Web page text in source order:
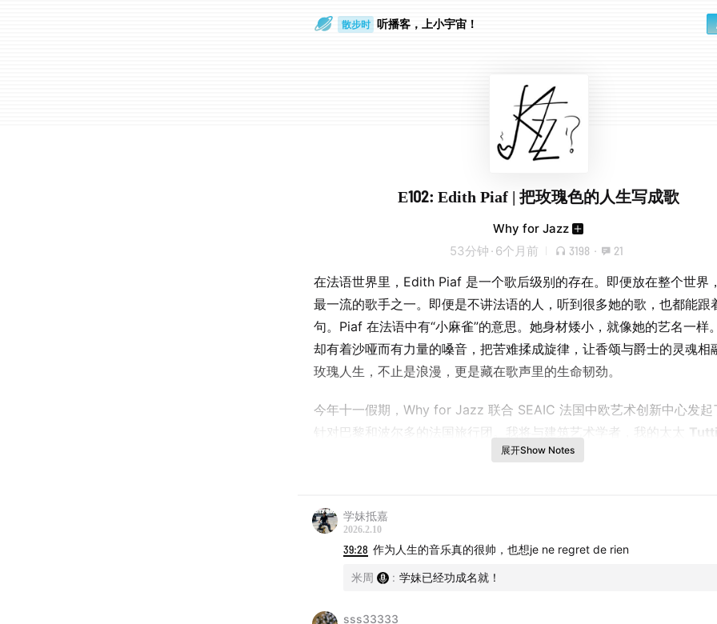
散步时
通勤路上
听播客，上小宇宙！
E102: Edith Piaf | 把玫瑰色的人生写成歌
Why for Jazz
53分钟 · 6个月前 3198 · 21
在法语世界里，Edith Piaf 是一个歌后级别的存在。即便放在整个世界
最一流的歌手之一。即便是不讲法语的人，听到很多她的歌，也都能跟
句。Piaf 在法语中有“小麻雀”的意思。她身材矮小，就像她的艺名一样
却有着沙哑而有力量的嗓音，把苦难揉成旋律，让香颂与爵士的灵魂相
玫瑰人生，不止是浪漫，更是藏在歌声里的生命韧劲。
今年十一假期，Why for Jazz 联合 SEAIC 法国中欧艺术创新中心发起
针对 巴黎和波尔多的法国旅行团 。我将与建筑艺术学者，我的太太 Tutti
队，深入法国，开启一趟沉浸式的以爵士乐，建筑，红酒和文化学习交
展开Show Notes
学妹抵嘉
2026.2.10
39:28 作为人生的音乐真的很帅，也想je ne regret de rien
米周 : 学妹已经功成名就！
sss33333